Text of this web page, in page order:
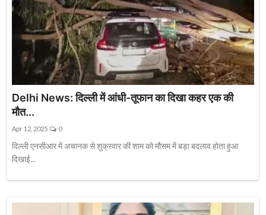
Delhi News: दिल्ली में आंधी-तूफान का दिखा कहर एक की
मौत...
Apr 12, 2025 0
दिल्ली एनसीआर में अचानक से शुक्रवार की शाम को मौसम में बड़ा बदलाव होता हुआ
दिखाई...